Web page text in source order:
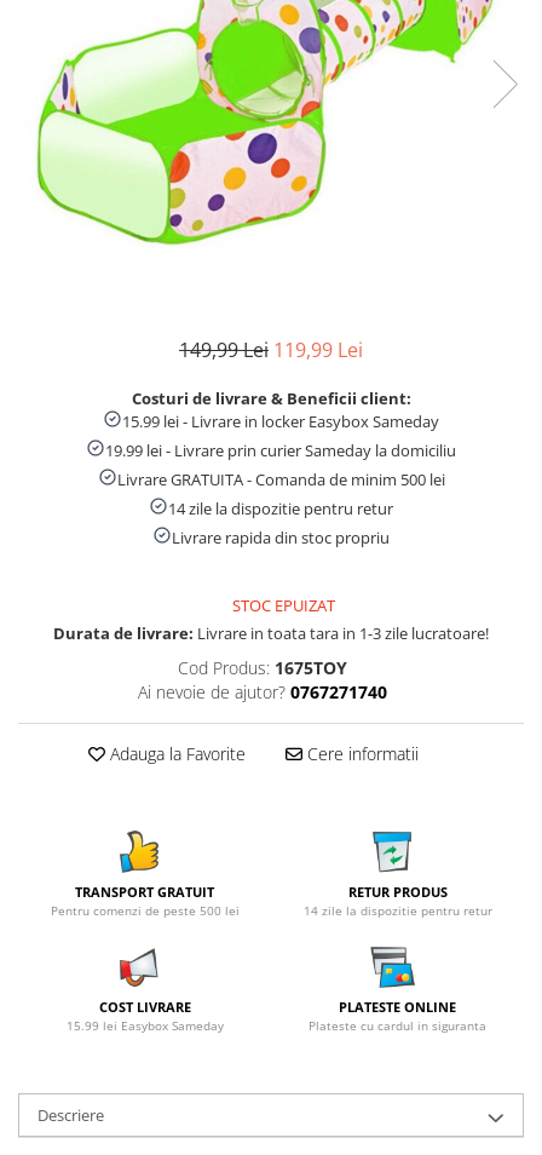
Tablite educative
149,99 Lei 119,99 Lei
Costuri de livrare & Beneficii client:
15.99 lei - Livrare in locker Easybox Sameday
19.99 lei - Livrare prin curier Sameday la domiciliu
Livrare GRATUITA - Comanda de minim 500 lei
14 zile la dispozitie pentru retur
Livrare rapida din stoc propriu
STOC EPUIZAT
Durata de livrare: Livrare in toata tara in 1-3 zile lucratoare!
Cod Produs: 1675TOY
Ai nevoie de ajutor? 0767271740
Adauga la Favorite Cere informatii
TRANSPORT GRATUIT
Pentru comenzi de peste 500 lei
RETUR PRODUS
14 zile la dispozitie pentru retur
COST LIVRARE
15.99 lei Easybox Sameday
PLATESTE ONLINE
Plateste cu cardul in siguranta
Descriere